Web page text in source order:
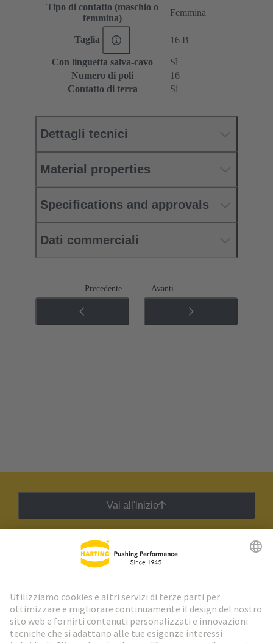
Tipo di contatto (maschio o
femmina)
Femmina
Taglia 16 B
Con linguetta salva-cavo
Sì
Numero di poli
16
Contatto di terra
Sì
Dettagli tecnici
Material properties
Specifications and approvals
Dati commerciali
Precedente Avanti
Vai all'inizio
Newsletter HARTING
Vai al registrazione